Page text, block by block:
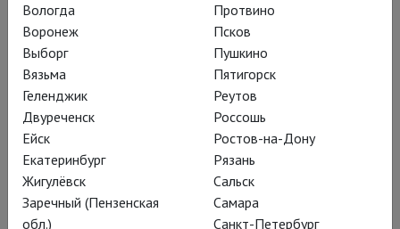
Трёхактная драма из
диалогов-дуэлей между
преподавателем и
студенткой уложилась в
один стремительный,
резкий, провокационный
час. Андрей Новиков и
Марина Погорельцева
Вологда
Воронеж
Выборг
Вязьма
Геленджик
Двуреченск
Ейск
Екатеринбург
Жигулёвск
Заречный (Пензенская
обл.)
Протвино
Псков
Пушкино
Пятигорск
Реутов
Россошь
Ростов-на-Дону
Рязань
Сальск
Самара
Санкт-Петербург